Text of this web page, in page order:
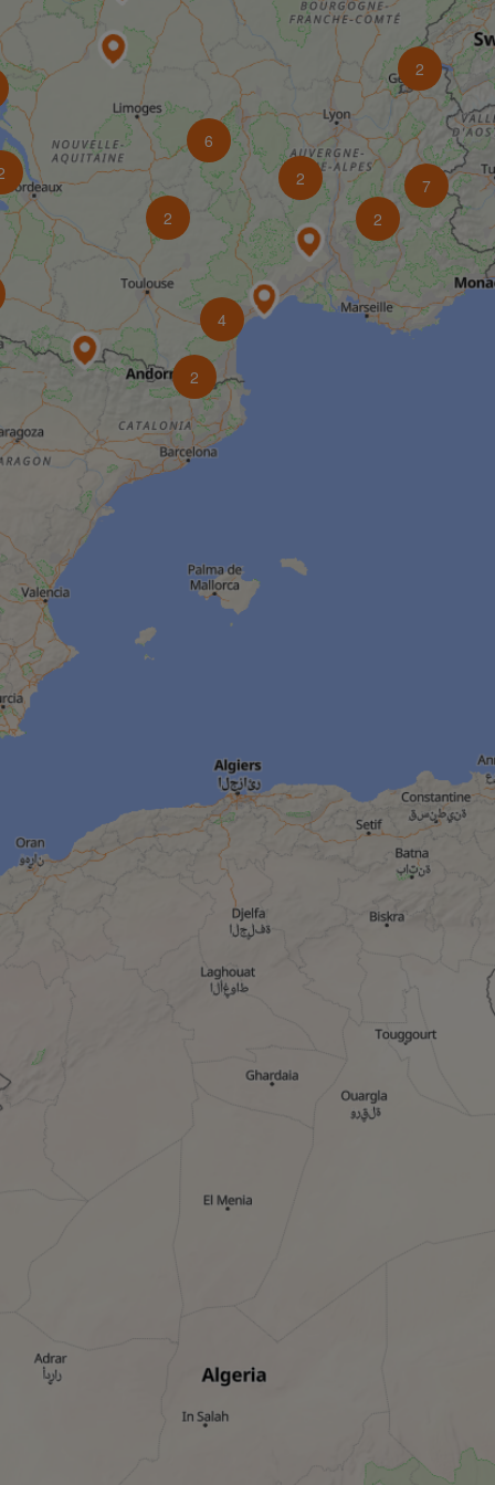
6
2
4
7
2
2
2
2